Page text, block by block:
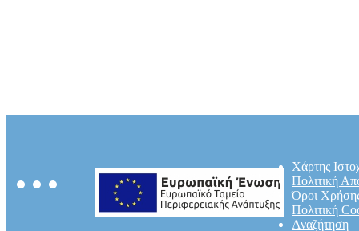
Χάρτης
Πολιτική
Όροι
Πολιτική
Αναζήτηση